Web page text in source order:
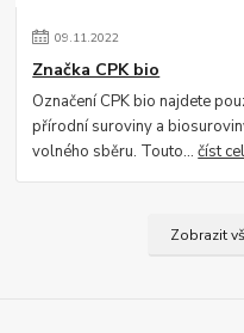
09.11.2022
Značka CPK bio
Označení CPK bio najdete
přírodní suroviny a
volného sběru. Touto...číst
Zobrazit